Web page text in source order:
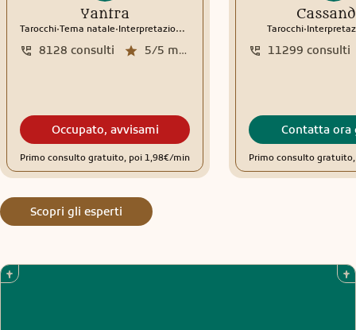
Yantra
Tarocchi.Tema natale.Interpretazione sogni
5/5 media recensioni
8128 consulti
Occupato, avvisami
Primo consulto gratuito, poi 1,98€/min
Tarocchi.
11299 consulti
Contatta ora
Primo consulto
Scopri gli esperti